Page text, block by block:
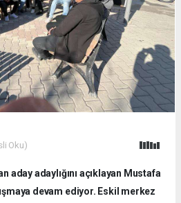
Oku)
aday adaylığını açıklayan Mustafa
devam ediyor. Eskil merkez